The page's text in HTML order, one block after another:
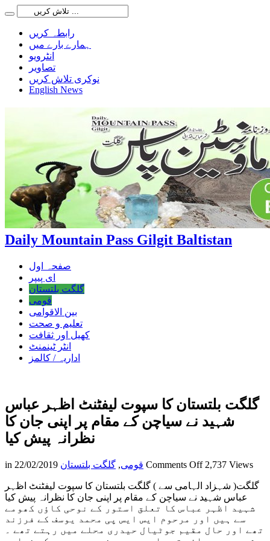
رابطہ کریں
ہمارے بارے میں
انٹرویو
تصاویر
نوکری تلاش کریں
English News
Daily Mountain Pass Gilgit Baltistan
صفحہ اول
ای پیپر
گلگت بلتستان
قومی
بین الاقوامی
تعلیم و صحت
کھیل اور ثقافت
انٹر ٹینمنٹ
اداریہ / کالمز
گلگت بلتستان کا سپوت لیفٹنٹ اظہر عباس
شہید نے سیاچن کے مقام پر اپنی جان کا
نظرانہ پیش کیا
in قومی, گلگت بلتستان 22/02/2019 Comments Offon
بلتستان
کا
سپوت
لیفٹنٹ
اظہر
2,737 Views
گلگت( شہزاد الہامی سے ) گلگت بلتستان کا سپوت لیفٹنٹ اظہر
عباس شہید نے سیاچن کے مقام پر اپنی جان کا نظرانہ پیش کیا
شہید اظہر عباس کا تعلق استور کے نوحی کاؤں کھومے
سے ہیں اور مرحوم ایس ایس پی محمد یوسف کے فرزند
تھے اور حال مقیم جوٹیال حیدری محلے میں رہتے تھے ۔